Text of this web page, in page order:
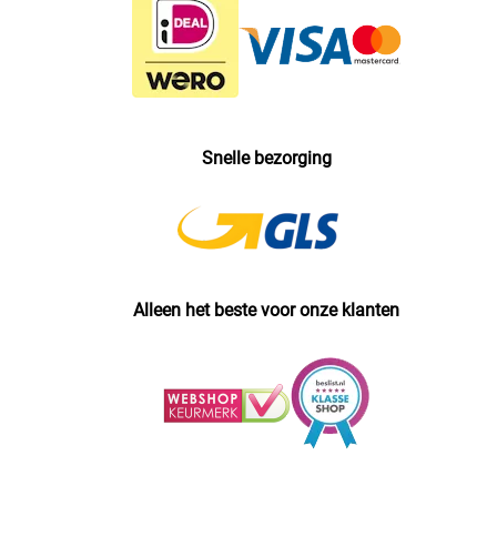
Snelle bezorging
Alleen het beste voor onze klanten